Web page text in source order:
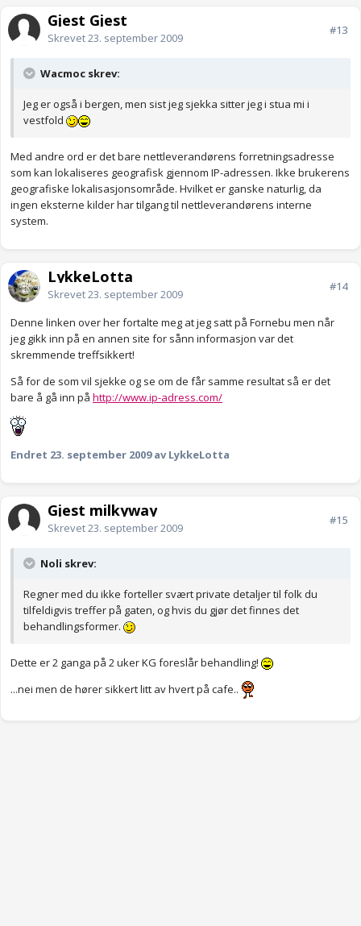
Gjest Gjest
Skrevet23. september 2009
#13
Wacmoc skrev:
Jeg er også i bergen, men sist jeg sjekka sitter jeg i stua mi i
vestfold
Med andre ord er det bare nettleverandørens forretningsadresse
som kan lokaliseres geografisk gjennom IP-adressen. Ikke brukerens
geografiske lokalisasjonsområde. Hvilket er ganske naturlig, da
ingen eksterne kilder har tilgang til nettleverandørens interne
system.
LykkeLotta
Skrevet23. september 2009
#14
Denne linken over her fortalte meg at jeg satt på Fornebu men når
jeg gikk inn på en annen site for sånn informasjon var det
skremmende treffsikkert!
Så for de som vil sjekke og se om de får samme resultat så er det
bare å gå inn på http://www.ip-adress.com/
Endret 23. september 2009av LykkeLotta
Gjest milkyway
Skrevet23. september 2009
#15
Noli skrev:
Regner med du ikke forteller svært private detaljer til folk du
tilfeldigvis treffer på gaten, og hvis du gjør det finnes det
behandlingsformer.
Dette er 2 ganga på 2 uker KG foreslår behandling!
...nei men de hører sikkert litt av hvert på cafe..